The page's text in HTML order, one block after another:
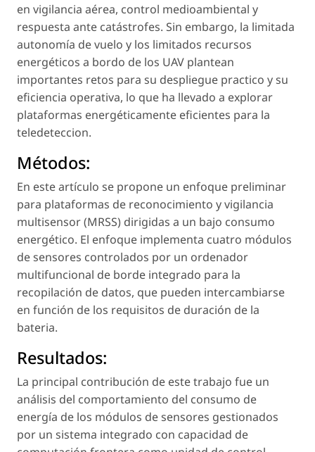
en vigilancia aérea, control medioambiental y
respuesta ante catástrofes. Sin embargo, la limitada
autonomía de vuelo y los limitados recursos
energéticos a bordo de los UAV plantean
importantes retos para su despliegue practico y su
eficiencia operativa, lo que ha llevado a explorar
plataformas energéticamente eficientes para la
teledeteccion.
Métodos:
En este artículo se propone un enfoque preliminar
para plataformas de reconocimiento y vigilancia
multisensor (MRSS) dirigidas a un bajo consumo
energético. El enfoque implementa cuatro módulos
de sensores controlados por un ordenador
multifuncional de borde integrado para la
recopilación de datos, que pueden intercambiarse
en función de los requisitos de duración de la
bateria.
Resultados:
La principal contribución de este trabajo fue un
análisis del comportamiento del consumo de
energía de los módulos de sensores gestionados
por un sistema integrado con capacidad de